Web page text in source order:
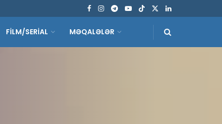
FİLM/SERİAL MƏQALƏLƏR